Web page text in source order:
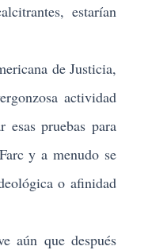
estarían
de Justicia,
actividad
pruebas para
y a menudo se
o afinidad
aún que después